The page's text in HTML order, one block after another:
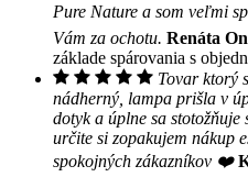
Pure Nature a som veľmi
Vám za ochotu. Renáta
základe spárovania s
Tovar ktorý
nádherný, lampa prišla v
dotyk a úplne sa
určite si zopakujem nákup
spokojných zákazníkov ❤️